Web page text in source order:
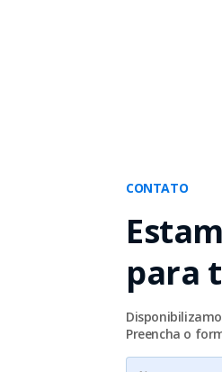
CONTATO
para
Preencha o